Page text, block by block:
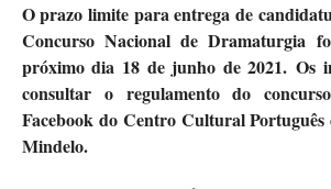
O prazo limite para entrega de
Concurso Nacional de Dramaturgia
próximo dia 18 de junho de 2021. Os
consultar o regulamento do
Facebook do Centro Cultural
Mindelo.